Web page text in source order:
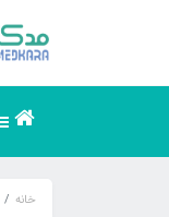
خانه